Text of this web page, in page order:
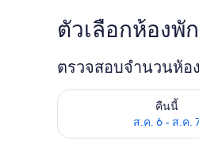
ตัวเลือกห้องพัก
ตรวจสอบจำนวนห้อ
คืนนี้
ส.ค. 6 - ส.ค.
ตรวจสอบจำนวนห้องพักว่